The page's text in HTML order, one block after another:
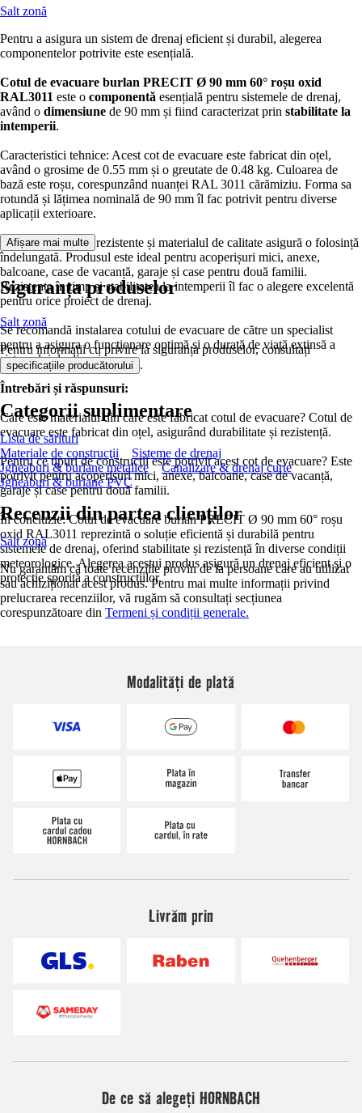
Salt zonă
Pentru a asigura un sistem de drenaj eficient și durabil, alegerea
componentelor potrivite este esențială.
Cotul de evacuare burlan PRECIT Ø 90 mm 60° roșu oxid
RAL3011 este o componentă esențială pentru sistemele de drenaj,
având o dimensiune de 90 mm și fiind caracterizat prin stabilitate la
intemperii.
Caracteristici tehnice: Acest cot de evacuare este fabricat din oțel,
având o grosime de 0.55 mm și o greutate de 0.48 kg. Culoarea de
bază este roșu, corespunzând nuanței RAL 3011 cărămiziu. Forma sa
rotundă și lățimea nominală de 90 mm îl fac potrivit pentru diverse
aplicații exterioare.
Avantaje: Culorile rezistente și materialul de calitate asigură o folosință
îndelungată. Produsul este ideal pentru acoperișuri mici, anexe,
balcoane, case de vacanță, garaje și case pentru două familii.
Rezistența în timp și stabilitatea la intemperii îl fac o alegere excelentă
pentru orice proiect de drenaj.
Se recomandă instalarea cotului de evacuare de către un specialist
pentru a asigura o funcționare optimă și o durată de viață extinsă a
sistemului de drenaj.
Întrebări și răspunsuri:
Care este materialul din care este fabricat cotul de evacuare? Cotul de
evacuare este fabricat din oțel, asigurând durabilitate și rezistență.
Pentru ce tipuri de construcții este potrivit acest cot de evacuare? Este
potrivit pentru acoperișuri mici, anexe, balcoane, case de vacanță,
garaje și case pentru două familii.
În concluzie: Cotul de evacuare burlan PRECIT Ø 90 mm 60° roșu
oxid RAL3011 reprezintă o soluție eficientă și durabilă pentru
sistemele de drenaj, oferind stabilitate și rezistență în diverse condiții
meteorologice. Alegerea acestui produs asigură un drenaj eficient și o
protecție sporită a construcțiilor.
Afișare mai multe
Siguranța produselor
Salt zonă
Pentru informații cu privire la siguranța produselor, consultați
specificațiile producătorului .
Categorii suplimentare
Lista de sărituri
Materiale de construcţii
Sisteme de drenaj
Jgheaburi & burlane metalice
Canalizare & drenaj curte
Jgheaburi & burlane PVC
Recenzii din partea clienților
Salt zonă
Nu garantăm că toate recenziile provin de la persoane care au utilizat
sau achiziționat acest produs. Pentru mai multe informații privind
prelucrarea recenziilor, vă rugăm să consultați secțiunea
corespunzătoare din Termeni și condiții generale.
Modalități de plată
Livrăm prin
De ce să alegeți HORNBACH